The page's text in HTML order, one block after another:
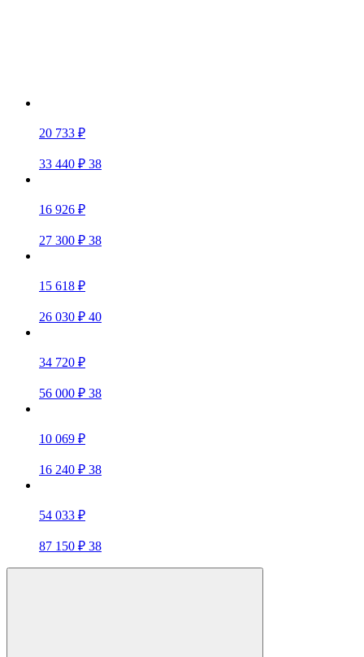
20 733 ₽
33 440 ₽ 38
16 926 ₽
27 300 ₽ 38
15 618 ₽
26 030 ₽ 40
34 720 ₽
56 000 ₽ 38
10 069 ₽
16 240 ₽ 38
54 033 ₽
87 150 ₽ 38